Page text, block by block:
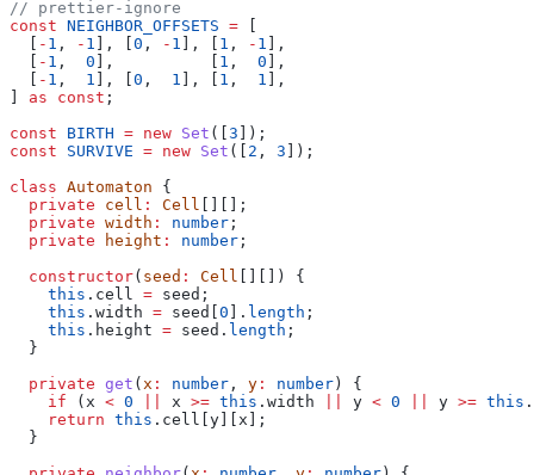
// prettier-ignore
const NEIGHBOR_OFFSETS =
- 1 , - 1 ], [ 0 , - 1 ], [ 1 , - 1 ],
- 1 , 0 ],          [ 1 , 0 ],
- 1 , 1 ], [ 0 , 1 ], [ 1 , 1 ],
as const ;
const
BIRTH = new Set ([ 3 ]);
const
SURVIVE = new Set ([ 2 , 3 ]);
class Automaton
{
private
cell : Cell [][];
private width : number ;
private
height : number ;
constructor( seed : Cell [][]) {
this .cell = seed;
this .width = seed[ 0 ]. length ;
this .height = seed. length ;
}
private get ( x : number , y : number ) {
if
(x < 0 x >= this .width y < 0 y >= this
return this .cell[y][x];
}